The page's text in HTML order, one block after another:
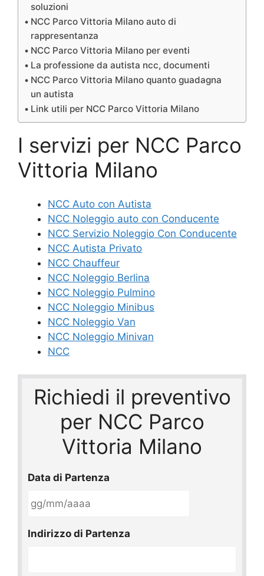
soluzioni
NCC Parco Vittoria Milano auto di
rappresentanza
NCC Parco Vittoria Milano per eventi
La professione da autista ncc, documenti
NCC Parco Vittoria Milano quanto guadagna
un autista
Link utili per NCC Parco Vittoria Milano
I servizi per NCC Parco
Vittoria Milano
NCC Auto con Autista
NCC Noleggio auto con Conducente
NCC Servizio Noleggio Con Conducente
NCC Autista Privato
NCC Chauffeur
NCC Noleggio Berlina
NCC Noleggio Pulmino
NCC Noleggio Minibus
NCC Noleggio Van
NCC Noleggio Minivan
NCC
Richiedi il preventivo
per NCC Parco
Vittoria Milano
Data di Partenza
slash
Indirizzo di Partenza